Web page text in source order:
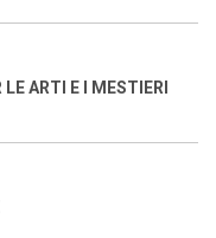
ARTI E I MESTIERI